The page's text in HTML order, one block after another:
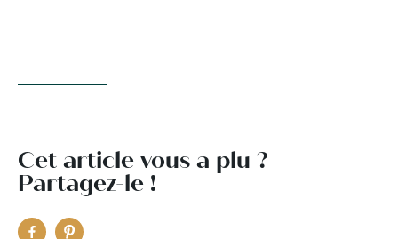
Cet article vous a plu ?
Partagez-le !